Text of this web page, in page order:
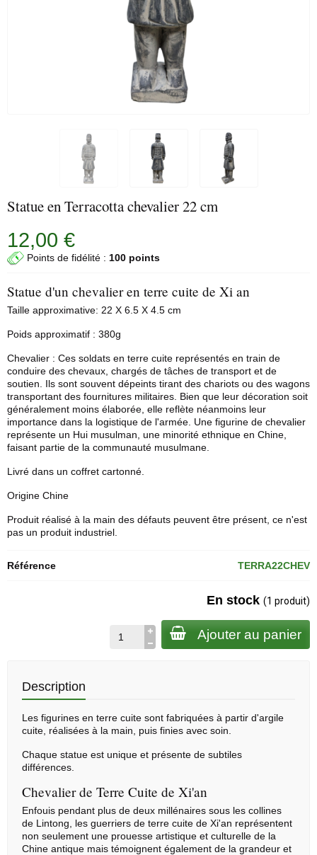
Statue en Terracotta chevalier 22 cm
12,00 €
Points de fidélité : 100 points
Statue d'un chevalier en terre cuite de Xi an
Taille approximative: 22 X 6.5 X 4.5 cm
Poids approximatif : 380g
Chevalier : Ces soldats en terre cuite représentés en train de
conduire des chevaux, chargés de tâches de transport et de
soutien. Ils sont souvent dépeints tirant des chariots ou des wagons
transportant des fournitures militaires. Bien que leur décoration soit
généralement moins élaborée, elle reflète néanmoins leur
importance dans la logistique de l'armée. Une figurine de chevalier
représente un Hui musulman, une minorité ethnique en Chine,
faisant partie de la communauté musulmane.
Livré dans un coffret cartonné.
Origine Chine
Produit réalisé à la main des défauts peuvent être présent, ce n'est
pas un produit industriel.
Référence TERRA22CHEV
En stock (1 produit)
Ajouter au panier
Description
Les figurines en terre cuite sont fabriquées à partir d'argile
cuite, réalisées à la main, puis finies avec soin.
Chaque statue est unique et présente de subtiles
différences.
Chevalier de Terre Cuite de Xi'an
Enfouis pendant plus de deux millénaires sous les collines
de Lintong, les guerriers de terre cuite de Xi'an représentent
non seulement une prouesse artistique et culturelle de la
Chine antique mais témoignent également de la grandeur et